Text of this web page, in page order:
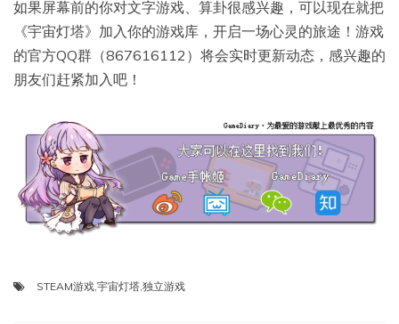
如果屏幕前的你对文字游戏、算卦很感兴趣，可以现在就把
《宇宙灯塔》加入你的游戏库，开启一场心灵的旅途！游戏
的官方QQ群（867616112）将会实时更新动态，感兴趣的
朋友们赶紧加入吧！
STEAM游戏 宇宙灯塔 独立游戏